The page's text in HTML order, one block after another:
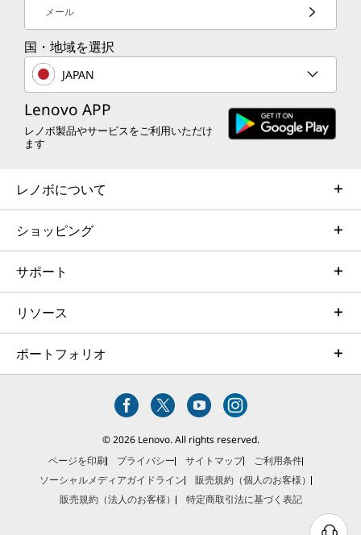
メール
国・地域を選択
JAPAN
Lenovo APP
レノボ製品やサービスをご利用いただけ
ます
レノボについて
ショッピング
サポート
リソース
ポートフォリオ
© 2026 Lenovo. All rights reserved.
ページを印刷
プライバシー サイトマップ
ご利用条件
ソーシャルメディアガイドライン
販売規約（個人のお客様）
販売規約（法人のお客様）
特定商取引法に基づく表記